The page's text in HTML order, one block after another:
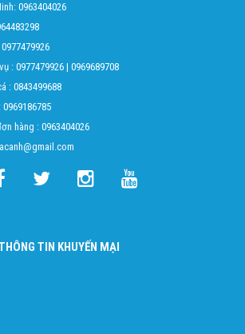
0963404026
0977479926
: 0977479926 | 0969689708
: 0843499688
0969186785
hàng : 0963404026
TIN KHUYẾN MẠI